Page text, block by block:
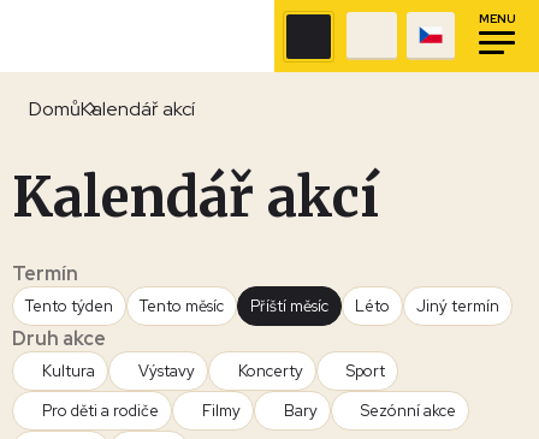
MENU
DomůKalendář akcí
Kalendář akcí
Termín
Tento týden Tento měsíc Příští měsíc Léto Jiný termín
Druh akce
Kultura Výstavy Koncerty
Sport
Pro děti a rodiče
Filmy Bary
Sezónní akce